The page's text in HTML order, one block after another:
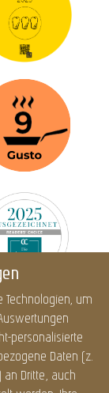
Technologien, um
personalisierte
Daten (z.
an Dritte, auch